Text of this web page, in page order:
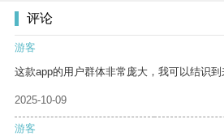
评论
游客
这款app的用户群体非常庞大，我可以结识到
2025-10-09
游客